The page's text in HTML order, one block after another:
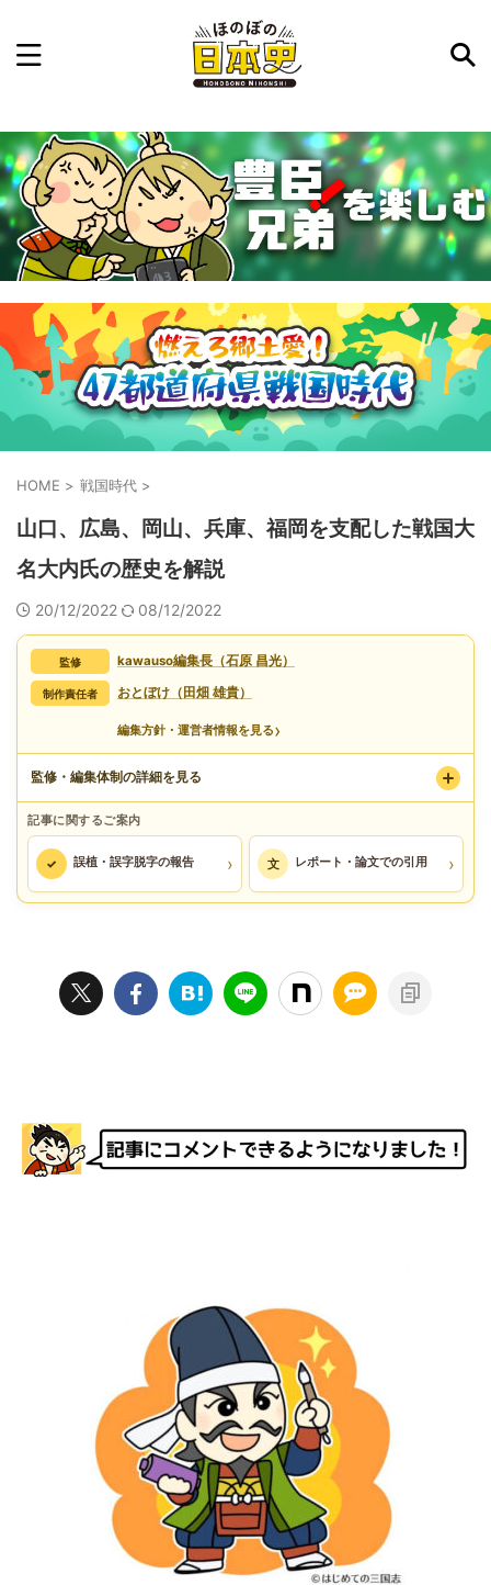
気になった日本史の事件や人物、時代などを入力して
ね。中の人が24時間手動で検索結果を提示するよ（嘘
です）
例：織田信長 長篠の戦い
HOME > 戦国時代 >
山口、広島、岡山、兵庫、福岡を支配した戦国大
名大内氏の歴史を解説
20/12/2022 08/12/2022
監修 kawauso編集長（石原 昌光）
制作責任者 おとぼけ（田畑 雄貴）
編集方針・運営者情報を見る›
監修・編集体制の詳細を見る
記事に関するご案内
✓ 誤植・誤字脱字の報告 › 文 レポート・論文での引用 ›